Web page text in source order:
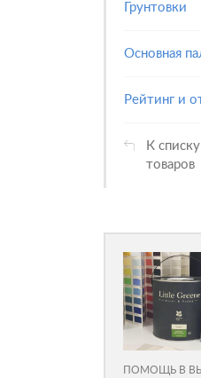
Грунтовки
Основная
Рейтинг и
К списку
товаров